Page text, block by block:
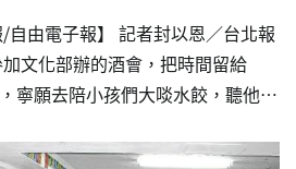
由電子報】 記者封以恩／台北報
文化部辦的酒會，把時間留給
寧願去陪小孩們大啖水餃，聽他們
響應按讚，雖然接到文化部「補